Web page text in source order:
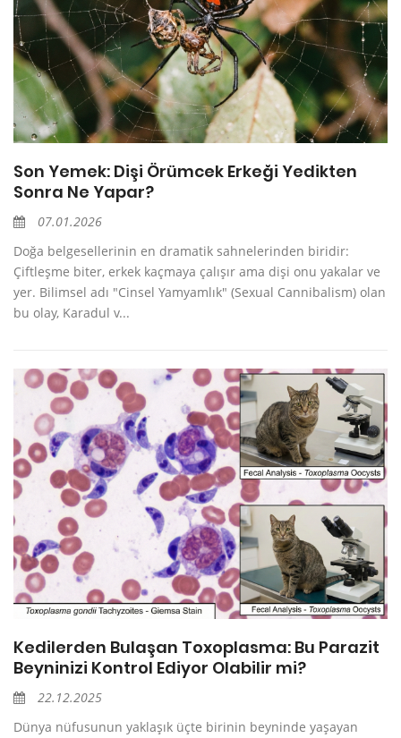
Son Yemek: Dişi Örümcek Erkeği Yedikten
Sonra Ne Yapar?
07.01.2026
Doğa belgesellerinin en dramatik sahnelerinden biridir:
Çiftleşme biter, erkek kaçmaya çalışır ama dişi onu yakalar ve
yer. Bilimsel adı "Cinsel Yamyamlık" (Sexual Cannibalism) olan
bu olay, Karadul v...
Kedilerden Bulaşan Toxoplasma: Bu Parazit
Beyninizi Kontrol Ediyor Olabilir mi?
22.12.2025
Dünya nüfusunun yaklaşık üçte birinin beyninde yaşayan